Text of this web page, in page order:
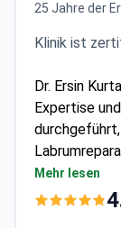
25 Jahre der
Klinik ist
Dr. Ersin
Expertise
Eingriff
Regel die
Mehr lesen